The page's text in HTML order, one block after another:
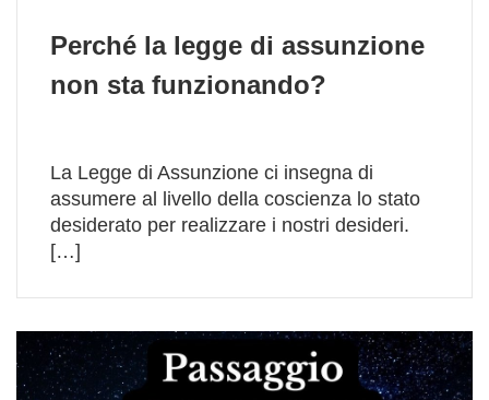
Perché la legge di assunzione
non sta funzionando?
La Legge di Assunzione ci insegna di
assumere al livello della coscienza lo stato
desiderato per realizzare i nostri desideri.
[…]